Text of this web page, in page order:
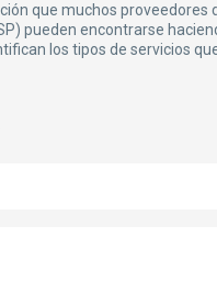
que muchos proveedores
pueden encontrarse
los tipos de servicios